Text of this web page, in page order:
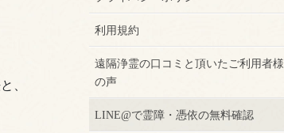
、
利用規約
遠隔浄霊の口コミと頂いたご利用者様
の声
LINE@で霊障・憑依の無料確認